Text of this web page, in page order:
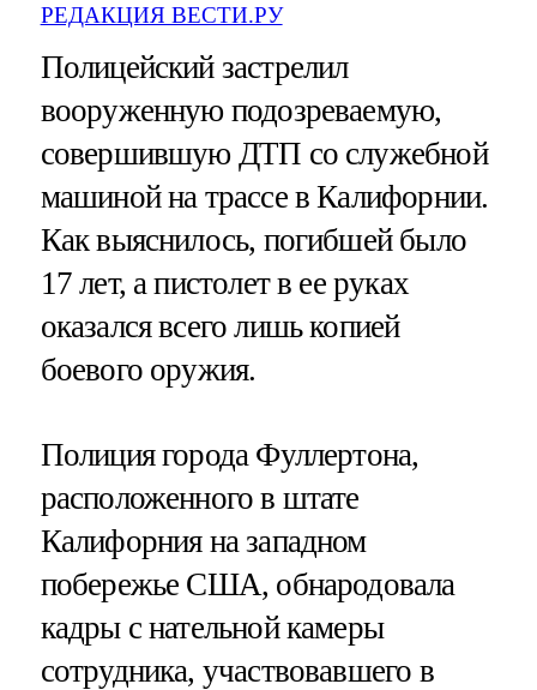
РЕДАКЦИЯ ВЕСТИ.РУ
Полицейский застрелил
вооруженную подозреваемую,
совершившую ДТП со служебной
машиной на трассе в Калифорнии.
Как выяснилось, погибшей было
17 лет, а пистолет в ее руках
оказался всего лишь копией
боевого оружия.
Полиция города Фуллертона,
расположенного в штате
Калифорния на западном
побережье США, обнародовала
кадры с нательной камеры
сотрудника, участвовавшего в